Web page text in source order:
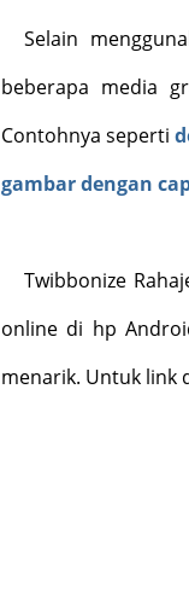
Selain
beberapa media
Contohnya seperti
gambar dengan
Twibbonize
online di hp
menarik. Untuk link